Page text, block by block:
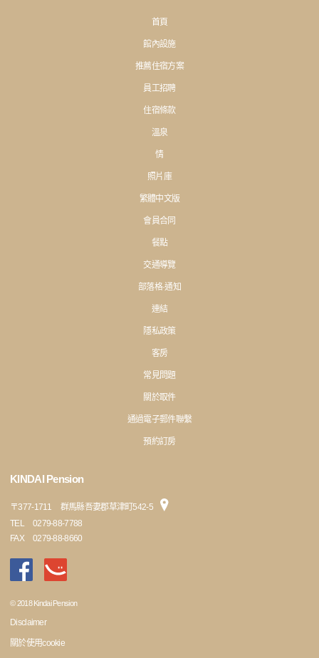
首頁
館內設施
推薦住宿方案
員工招聘
住宿條款
溫泉
情
照片庫
繁體中文版
會員合同
餐點
交通導覽
部落格·通知
連結
隱私政策
客房
常見問題
關於取件
通過電子郵件聯繫
預約訂房
KINDAI Pension
〒377-1711
群馬縣吾妻郡草津町542-5
TEL
0279-88-7788
FAX
0279-88-8660
© 2018 Kindai Pension
Disclaimer
關於使用cookie